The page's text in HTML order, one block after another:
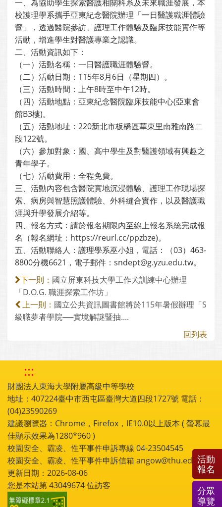
一、為協助學生探索醫護相關科系及未來職涯發展，本
校護理學系攜手亞東紀念醫院辦理「一日醫護職涯體驗
營」，透過醫院參訪、護理工作體驗及臨床技能實作等
活動，增進學生對醫護專業之認識。
二、活動資訊如下：
（一）活動名稱：一日醫護職涯體驗營。
（二）活動日期：115年8月6日（星期四）。
（三）活動時間：上午8時至中午12時。
（四）活動地點：亞東紀念醫院臨床技能中心(亞東會
館B3樓)。
（五）活動地址：220新北市板橋區華東里南雅南路二
段122號。
（六）參加對象：國、高中學生及對醫護領域有興趣之
青年學子。
（七）活動費用：全程免費。
三、活動內容包含醫院實地沉浸體驗、護理工作現場探
索、病房與智慧照護體驗、外科縫合實作，以及醫護職
涯與升學發展介紹等。
四、報名方式：請於報名期限內至線上報名系統完成報
名（報名網址：https://reurl.cc/ppzbze)。
五、活動聯絡人：護理學系巫小姐，電話：（03）463-
8800分機6621，電子郵件：sndept@g.yzu.edu.tw。
下一則： 國立屏東科技大學工作犬訓練中心辦理
「D.O.G. 職涯探索工作坊」
上一則： 國立公共資訊圖書館將於115年暑假辦理「S
級職夢者學院──實境解謎暨抽....
回列表
:::
財團法人東海大學附屬高級中等學校
地址：407224臺中市西屯區臺灣大道四段1727號 電話：
(04)23590269
建議瀏覽器：Chrome，Firefox，IE10.0以上版本 ( 螢幕最
佳顯示效果為1280*960 )
校園安全、霸凌、性平事件申訴專線 04-23504545
校園安全、霸凌、性平事件申訴信箱 angow@thu.edu.tw
更新日期：2026-08-06
您是本站第43049674位訪客
活動
報名
分眾
導覽